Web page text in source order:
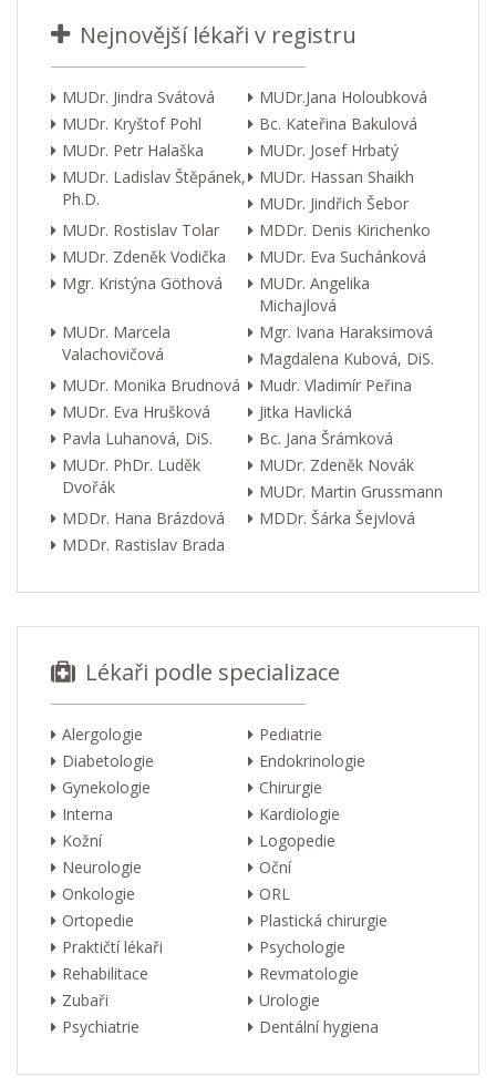
Nejnovější lékaři v registru
MUDr. Jindra Svátová
MUDr.Jana Holoubková
MUDr. Kryštof Pohl
Bc. Kateřina Bakulová
MUDr. Petr Halaška
MUDr. Josef Hrbatý
MUDr. Ladislav Štěpánek,
Ph.D.
MUDr. Hassan Shaikh
MUDr. Jindřich Šebor
MUDr. Rostislav Tolar
MDDr. Denis Kirichenko
MUDr. Zdeněk Vodička
MUDr. Eva Suchánková
Mgr. Kristýna Göthová
MUDr. Angelika
Michajlová
MUDr. Marcela
Valachovičová
Mgr. Ivana Haraksimová
Magdalena Kubová, DiS.
MUDr. Monika Brudnová
Mudr. Vladimír Peřina
MUDr. Eva Hrušková
Jitka Havlická
Pavla Luhanová, DiS.
Bc. Jana Šrámková
MUDr. PhDr. Luděk
Dvořák
MUDr. Zdeněk Novák
MUDr. Martin Grussmann
MDDr. Hana Brázdová
MDDr. Šárka Šejvlová
MDDr. Rastislav Brada
Lékaři podle specializace
Alergologie
Pediatrie
Diabetologie
Endokrinologie
Gynekologie
Chirurgie
Interna
Kardiologie
Kožní
Logopedie
Neurologie
Oční
Onkologie
ORL
Ortopedie
Plastická chirurgie
Praktičtí lékaři
Psychologie
Rehabilitace
Revmatologie
Zubaři
Urologie
Psychiatrie
Dentální hygiena